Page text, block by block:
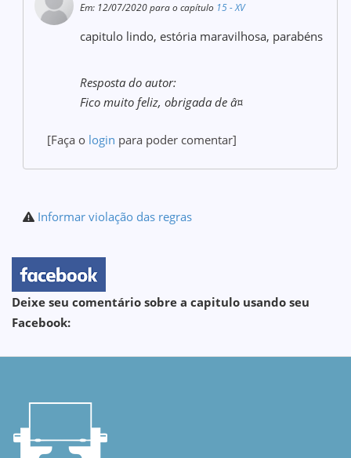
Em: 12/07/2020 para o capítulo 15 - XV
capitulo lindo, estória maravilhosa, parabéns
Resposta do autor:
Fico muito feliz, obrigada de â¤
[Faça o login para poder comentar]
Informar violação das regras
Deixe seu comentário sobre a capitulo usando seu
Facebook: